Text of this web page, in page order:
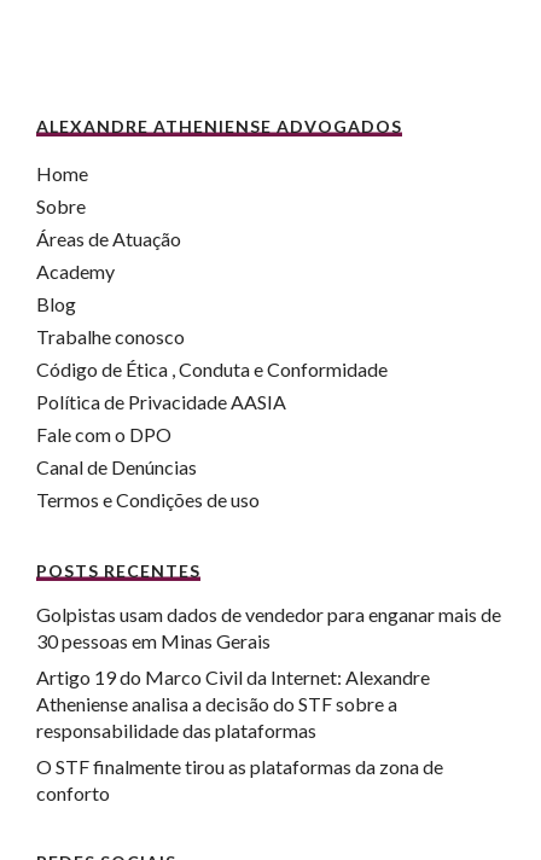
ALEXANDRE ATHENIENSE ADVOGADOS
Home
Sobre
Áreas de Atuação
Academy
Blog
Trabalhe conosco
Código de Ética , Conduta e Conformidade
Política de Privacidade AASIA
Fale com o DPO
Canal de Denúncias
Termos e Condições de uso
POSTS RECENTES
Golpistas usam dados de vendedor para enganar mais de
30 pessoas em Minas Gerais
Artigo 19 do Marco Civil da Internet: Alexandre
Atheniense analisa a decisão do STF sobre a
responsabilidade das plataformas
O STF finalmente tirou as plataformas da zona de
conforto